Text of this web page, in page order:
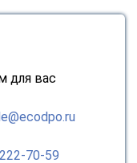
для вас
70-59